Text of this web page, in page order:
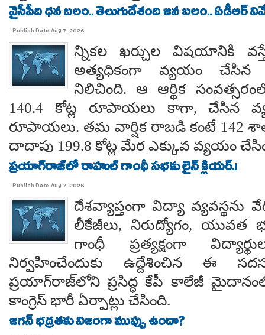
వైసీపీది ధన బలం.. తెలుగుదేశంది జన బలం.. ఏడీఆర్
Publish Date:Aug 7, 2026
న్నికల ఖర్చుల విషయానికి
అత్యధికంగా వ్యయం చేసిన
నిలిచింది. ఆ ఆర్థిక
140.4 కోట్ల రూపాయలు కాగా, చేసిన
రూపాయలు. తమ వార్షిక రాబడి కంటే 142
దాదాపు 199.8 కోట్ల మేర ఎక్కువ వ్యయం
ప్రయాగ్‌రాజ్‌లో రాహుల్ గాంధీ సభకు లైన్ క్లియర్.!
Publish Date:Aug 7, 2026
దేశవ్యాప్తంగా విద్యా వ్యవస్థను
లీకేజీలు, నిరుద్యోగం, యువత
గాంధీ ప్రత్యక్షంగా
నిర్వహించేందుకు ఉద్దేశించిన ఈ
ప్రయాగ్‌రాజ్‌లోని ప్రసిద్ధ కేపీ కాలేజీ మైదానంలో
కాంగ్రెస్ భారీ ఏర్పాట్లు చేసింది.
జగన్ భద్రతకు నిజంగా ముప్పు ఉందా?